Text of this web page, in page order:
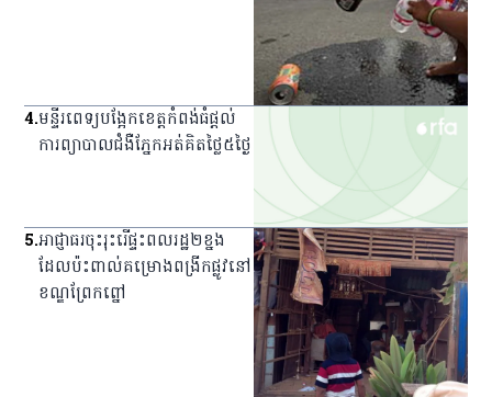
4.មន្ទីរពេទ្យ​បង្អែក​ខេត្ត​កំពង់ធំ​ផ្ដល់​
ការ​ព្យាបាល​ជំងឺ​ភ្នែក​អត់​គិត​ថ្លៃ​៥​ថ្ងៃ
5.អាជ្ញាធរ​ចុះ​រុះរើ​ផ្ទះ​ពលរដ្ឋ​២​ខ្នង​
ដែល​ប៉ះពាល់​គម្រោង​ពង្រីក​ផ្លូវ​នៅ​
ខណ្ឌ​ព្រែកព្នៅ